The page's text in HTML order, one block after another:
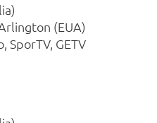
(EUA)
SporTV, GETV